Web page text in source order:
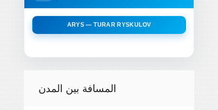
ARYS — TURAR RYSKULOV
المسافة بين المدن